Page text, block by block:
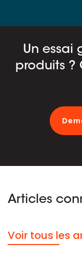
Un essai
produits ?
Articles
Voir tous les